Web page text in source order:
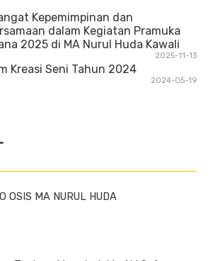
Kepemimpinan dan
dalam Kegiatan Pramuka
2025 di MA Nurul Huda Kawali
2025-11-13
Kreasi Seni Tahun 2024
2024-05-19
OSIS MA NURUL HUDA